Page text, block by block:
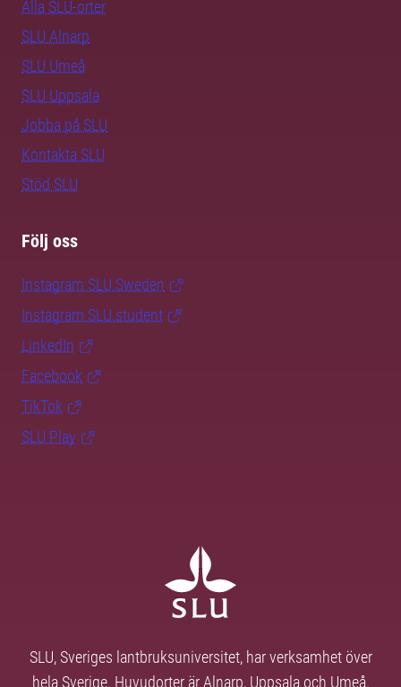
Alla SLU-orter
SLU Alnarp
SLU Umeå
SLU Uppsala
Jobba på SLU
Kontakta SLU
Stöd SLU
Följ oss
Instagram SLU.Sweden
Instagram SLU.student
LinkedIn
Facebook
TikTok
SLU Play
SLU, Sveriges lantbruksuniversitet, har verksamhet över
hela Sverige. Huvudorter är Alnarp, Uppsala och Umeå.